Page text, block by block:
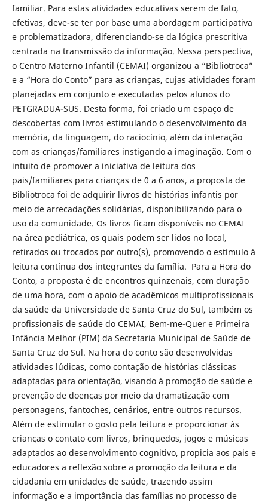
familiar. Para estas atividades educativas serem de fato,
efetivas, deve-se ter por base uma abordagem participativa
e problematizadora, diferenciando-se da lógica prescritiva
centrada na transmissão da informação. Nessa perspectiva,
o Centro Materno Infantil (CEMAI) organizou a “Bibliotroca”
e a “Hora do Conto” para as crianças, cujas atividades foram
planejadas em conjunto e executadas pelos alunos do
PETGRADUA-SUS. Desta forma, foi criado um espaço de
descobertas com livros estimulando o desenvolvimento da
memória, da linguagem, do raciocínio, além da interação
com as crianças/familiares instigando a imaginação. Com o
intuito de promover a iniciativa de leitura dos
pais/familiares para crianças de 0 a 6 anos, a proposta de
Bibliotroca foi de adquirir livros de histórias infantis por
meio de arrecadações solidárias, disponibilizando para o
uso da comunidade. Os livros ficam disponíveis no CEMAI
na área pediátrica, os quais podem ser lidos no local,
retirados ou trocados por outro(s), promovendo o estímulo à
leitura contínua dos integrantes da família. Para a Hora do
Conto, a proposta é de encontros quinzenais, com duração
de uma hora, com o apoio de acadêmicos multiprofissionais
da saúde da Universidade de Santa Cruz do Sul, também os
profissionais de saúde do CEMAI, Bem-me-Quer e Primeira
Infância Melhor (PIM) da Secretaria Municipal de Saúde de
Santa Cruz do Sul. Na hora do conto são desenvolvidas
atividades lúdicas, como contação de histórias clássicas
adaptadas para orientação, visando à promoção de saúde e
prevenção de doenças por meio da dramatização com
personagens, fantoches, cenários, entre outros recursos.
Além de estimular o gosto pela leitura e proporcionar às
crianças o contato com livros, brinquedos, jogos e músicas
adaptados ao desenvolvimento cognitivo, propicia aos pais e
educadores a reflexão sobre a promoção da leitura e da
cidadania em unidades de saúde, trazendo assim
informação e a importância das famílias no processo de